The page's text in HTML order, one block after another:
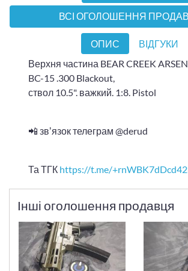
ВСІ ОГОЛОШЕННЯ
ОПИС
ВІДГУКИ
Верхня частина BEAR CREEK
BC-15 .300 Blackout,
ствол 10.5". важкий. 1:8. Pistol
📲 звʼязок телеграм @derud
Та ТГК https://t.me/
Інші оголошення продавця